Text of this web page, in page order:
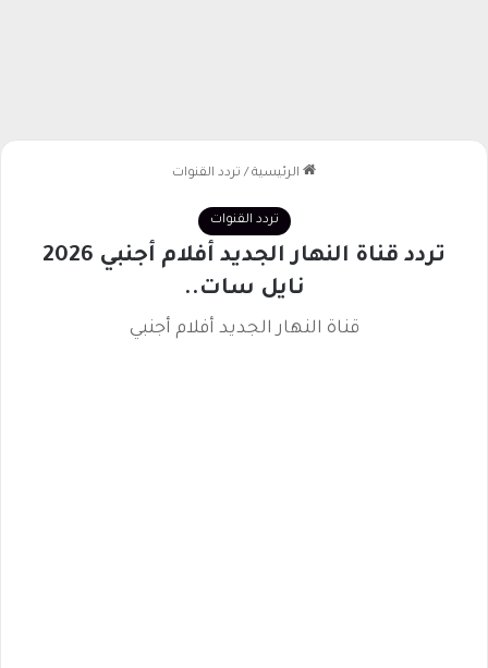
الرئيسية / تردد القنوات
تردد القنوات
تردد قناة النهار الجديد أفلام أجنبي 2026
نايل سات..
قناة النهار الجديد أفلام أجنبي